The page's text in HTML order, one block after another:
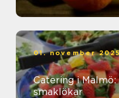
01. november
Catering i
smaklökar